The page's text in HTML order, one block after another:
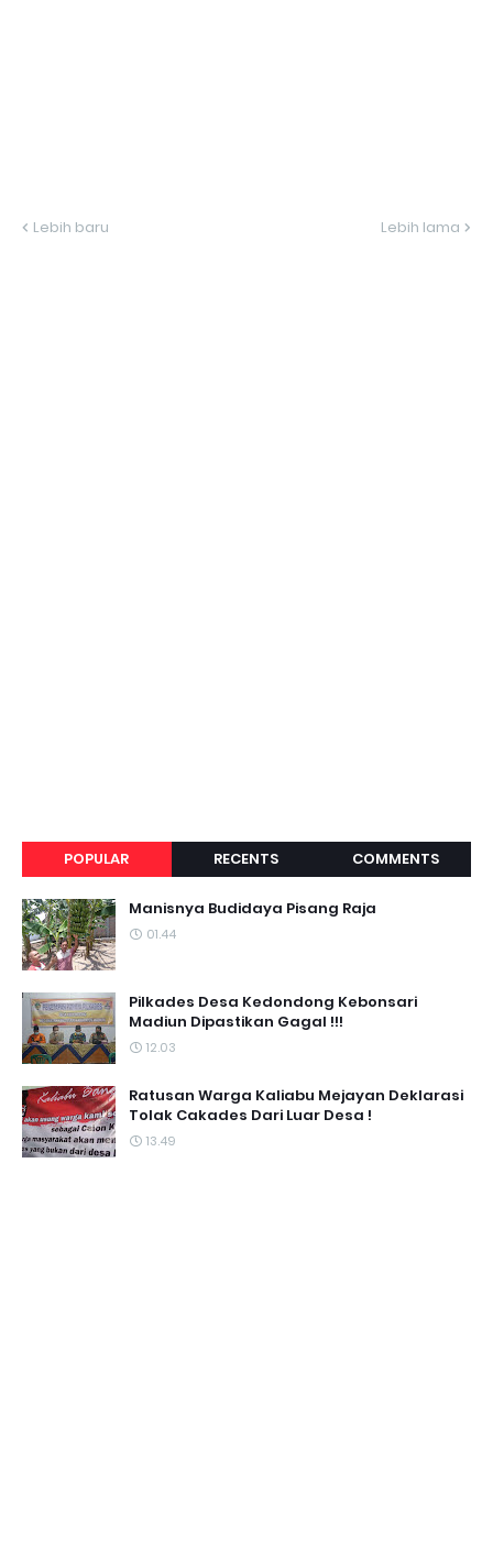
Lebih baru Lebih lama
POPULAR RECENTS COMMENTS
Manisnya Budidaya Pisang Raja
01.44
Pilkades Desa Kedondong Kebonsari
Madiun Dipastikan Gagal !!!
12.03
Ratusan Warga Kaliabu Mejayan Deklarasi
Tolak Cakades Dari Luar Desa !
13.49